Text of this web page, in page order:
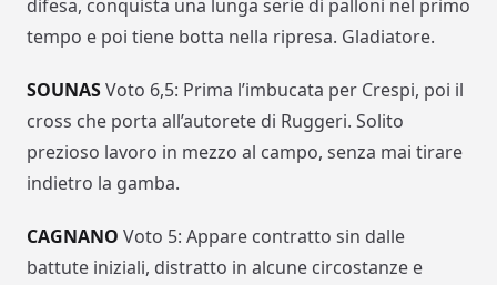
difesa, conquista una lunga serie di palloni nel primo
tempo e poi tiene botta nella ripresa. Gladiatore.
SOUNASVoto 6,5: Prima l’imbucata per Crespi, poi il
cross che porta all’autorete di Ruggeri. Solito
prezioso lavoro in mezzo al campo, senza mai tirare
indietro la gamba.
CAGNANO Voto 5: Appare contratto sin dalle
battute iniziali, distratto in alcune circostanze e